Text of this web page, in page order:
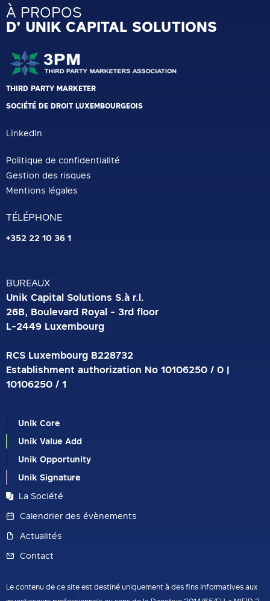
À PROPOS
D' UNIK CAPITAL SOLUTIONS
THIRD PARTY MARKETER
SOCIÉTÉ DE DROIT LUXEMBOURGEOIS
LinkedIn
Politique de confidentialité
Gestion des risques
Mentions légales
TÉLÉPHONE
+352 22 10 36 1
BUREAUX
Unik Capital Solutions S.à r.l.
26B, Boulevard Royal - 3rd floor
L-2449 Luxembourg
RCS Luxembourg B228732
Establishment authorization No 10106250 / 0 |
10106250 / 1
Unik Core
Unik Value Add
Unik Opportunity
Unik Signature
La Société
Calendrier des évènements
Actualités
Contact
Le contenu de ce site est destiné uniquement à des fins informatives aux